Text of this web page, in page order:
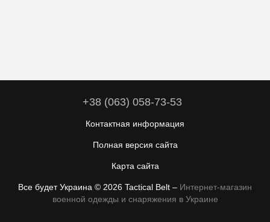
+38 (063) 058-73-53
Контактная информация
Полная версия сайта
Карта сайта
Все будет Украина © 2026 Tactical Belt – Интернет-магазин
военной одежды и снаряжения в Украине